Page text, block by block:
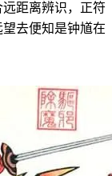
距离辨识，正符
去便知是钟馗在